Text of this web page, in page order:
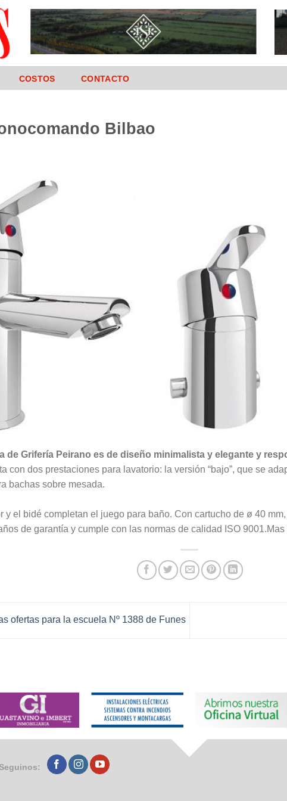
COSTOS CONTACTO
Bilbao
de Grifería Peirano es de diseño minimalista y elegante y
con dos prestaciones para lavatorio: la versión “bajo”, que se
bachas sobre mesada.
y el bidé completan el juego para baño. Con cartucho de ø 40
de garantía y cumple con las normas de calidad ISO
ofertas para la escuela Nº 1388 de Funes
Seguinos: